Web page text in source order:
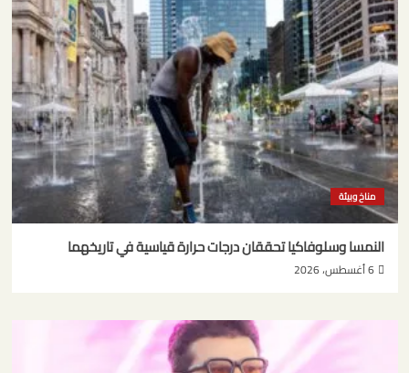
مناخ وبيئة
النمسا وسلوفاكيا تحققان درجات حرارة قياسية في تاريخهما
6 أغسطس، 2026